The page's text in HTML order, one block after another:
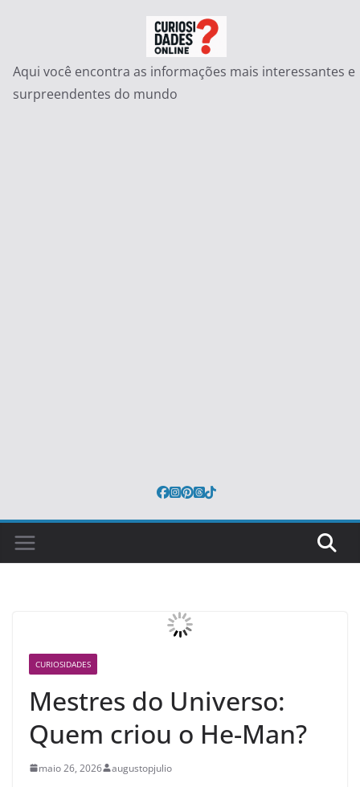
conteúdo
Aqui você encontra as informações mais interessantes e
surpreendentes do mundo
CURIOSIDADES
Mestres do Universo:
Quem criou o He-Man?
maio 26, 2026 augustopjulio